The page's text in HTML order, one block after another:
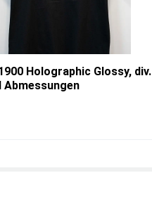
Holographic Glossy, div.
Abmessungen